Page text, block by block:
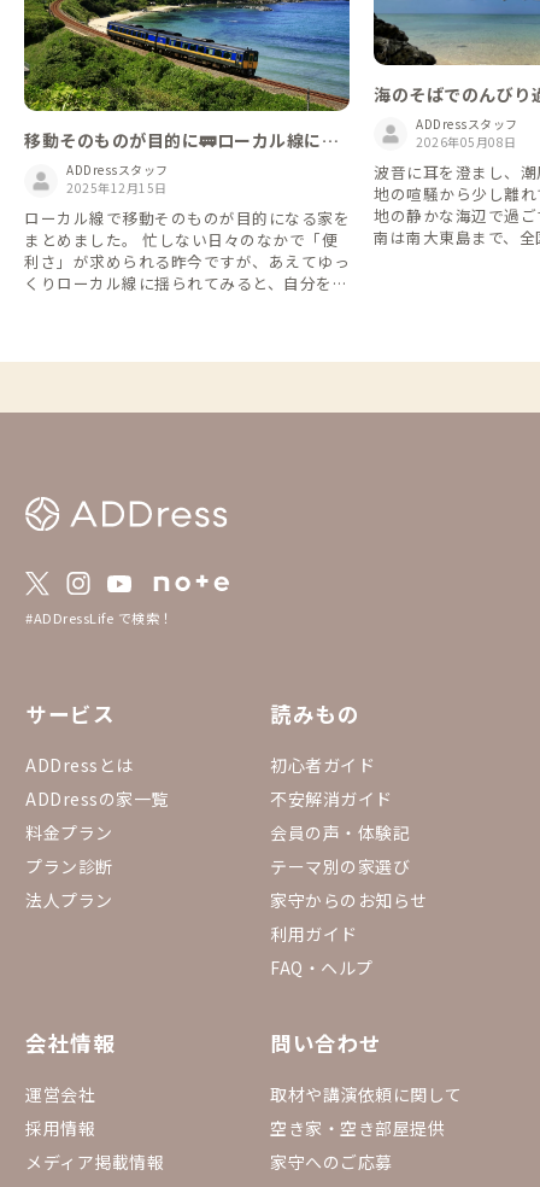
移動そのものが目的に🚃ローカル線に揺
られてみよう
ADDressスタッフ
2025年12月15日
ローカル線で移動そのものが目的になる家を
まとめました。 忙しない日々のなかで「便
利さ」が求められる昨今ですが、あえてゆっ
くりローカル線に揺られてみると、自分を見
になります
海のそばでのんびり
ADDressスタッフ
2026年05月08日
波音に耳を澄まし、
地の喧騒から少し離
地の静かな海辺で過
南は南大東島まで、
#ADDressLife で検索！
サービス
ADDressとは
ADDressの家一覧
料金プラン
プラン診断
法人プラン
読みもの
初心者ガイド
不安解消ガイド
会員の声・体験記
テーマ別の家選び
家守からのお知らせ
利用ガイド
FAQ・ヘルプ
会社情報
運営会社
採用情報
メディア掲載情報
問い合わせ
取材や講演依頼に関して
空き家・空き部屋提供
家守へのご応募